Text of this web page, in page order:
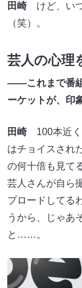
田崎けど、いつ
（笑）。
芸人の心理
——これまで番
ーケットが、印
田崎100本近く
はチョイスされ
の何十倍も見て
芸人さんが自ら
プロードしてる
うから、じゃあ
と……。